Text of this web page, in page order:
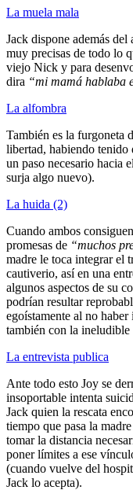
La muela mala
Jack dispone además
muy precisas de todo lo
viejo Nick y para
dira “mi mamá hablaba
La alfombra
También es la furgoneta
libertad, habiendo tenido
un paso necesario hacia
surja algo nuevo).
La huida (2)
Cuando ambos
promesas de “muchos
madre le toca integrar el
cautiverio, así en una
algunos aspectos de su
podrían resultar
egoístamente al no
también con la ineludible
La entrevista publica
Ante todo esto Joy se
insoportable intenta
Jack quien la rescata
tiempo que pasa la
tomar la distancia
poner límites a ese
(cuando vuelve del
Jack lo acepta).